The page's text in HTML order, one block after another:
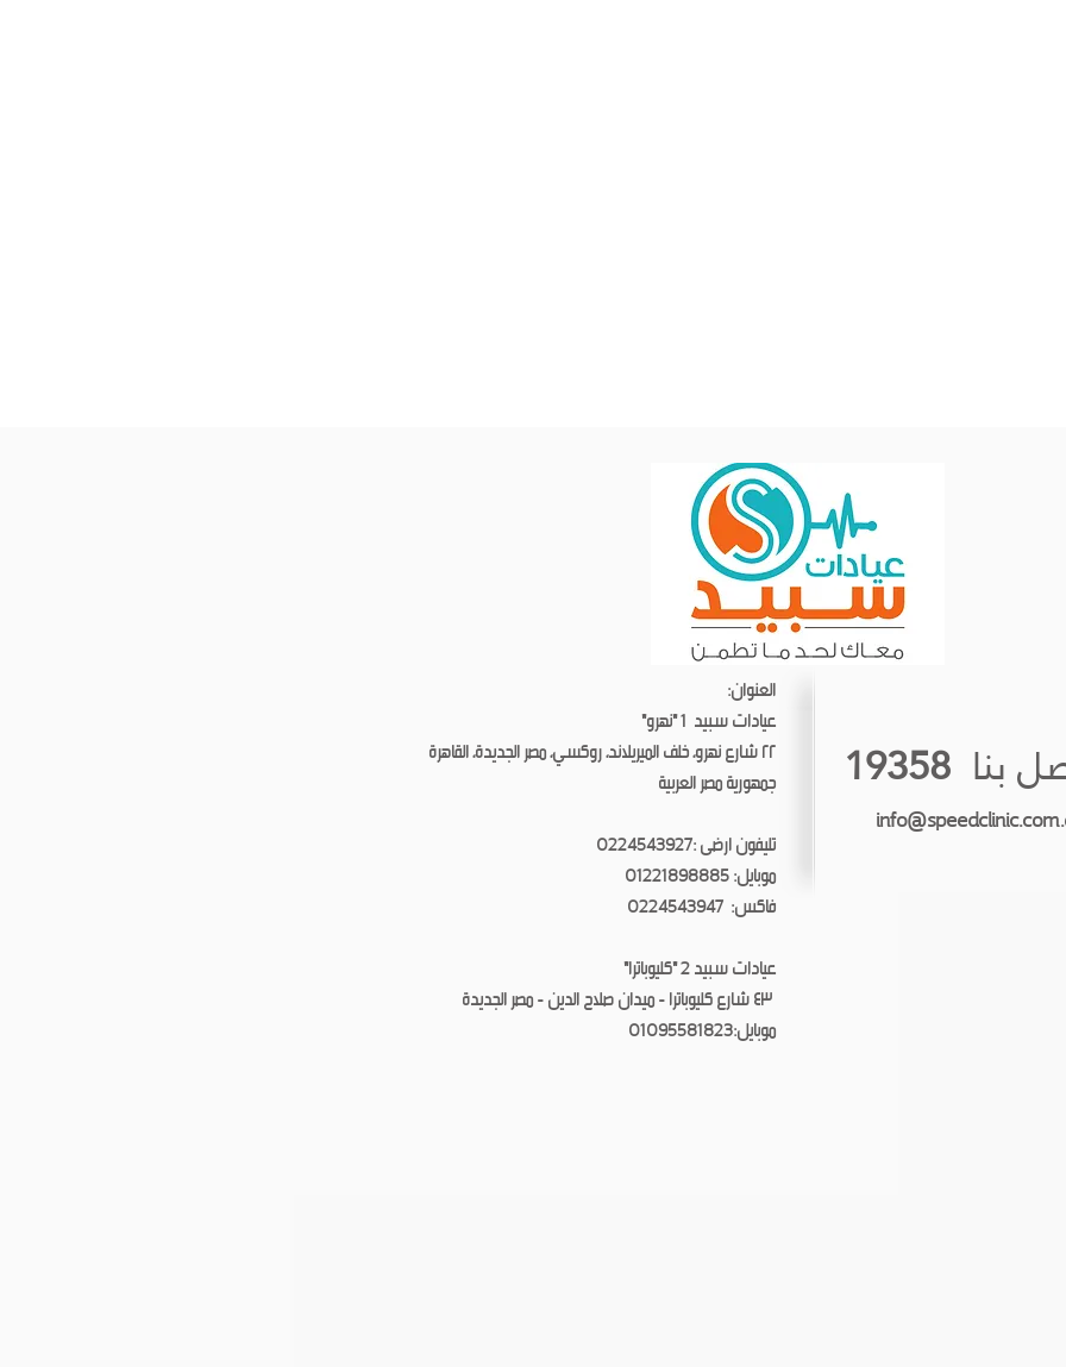
العنوان:
عيادات سبيد 1 "نهرو"
٢٢ شارع نهرو، خلف الميريلاند، روكسي، مصر الجديدة، القاهرة
جمهورية مصر العربية
تليفون ارضى :0224543927
موبايل:01221898885
فاكس: 0224543947
عيادات سبيد 2 "كليوباترا"
موبايل:01095581823
19358 بنا